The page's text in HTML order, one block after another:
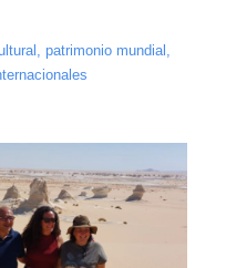
patrimonio mundial